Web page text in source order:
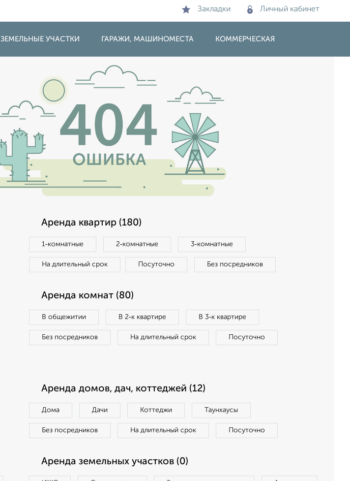
Закладки Личный кабинет
ЗЕМЕЛЬНЫЕ УЧАСТКИ ГАРАЖИ, МАШИНОМЕСТА КОММЕРЧЕСКАЯ
Аренда квартир (180)
1‑комнатные 2‑комнатные 3‑комнатные
На длительный срок Посуточно Без посредников
Аренда комнат (80)
В общежитии В 2‑к квартире В 3‑к квартире
Без посредников На длительный срок Посуточно
Аренда домов, дач, коттеджей (12)
Дома Дачи Коттеджи Таунхаусы
Без посредников На длительный срок Посуточно
Аренда земельных участков (0)